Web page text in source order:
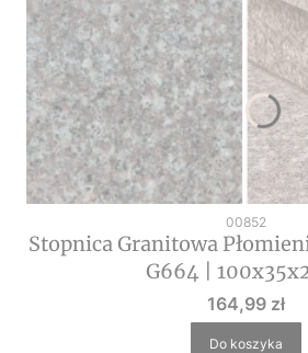
Kod produktu
00852
Stopnica Granitowa
G664 |
Cena
164,99 zł
Do koszyka